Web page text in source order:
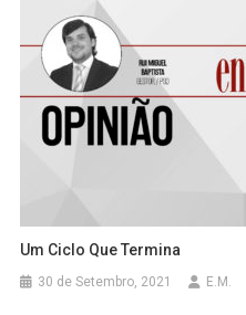
Um Ciclo Que Termina
30 de Setembro, 2021 E.M.